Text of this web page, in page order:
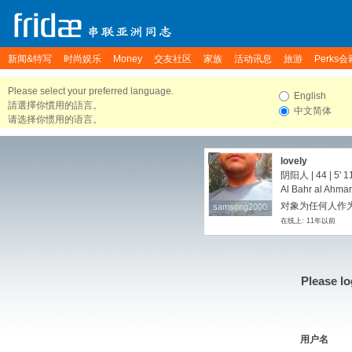
新闻&特写 时尚娱乐 Money 交友社区 家族 活动讯息 旅游 Perks会
Please select your preferred language.
請選擇你慣用的語言。
请选择你惯用的语言。
English
中文简体
samsong2000
samsong2000
lovely
阴阳人 | 44 | 5'
Al Bahr al
对象为任何人作
在线上: 11年以前
Please
用户名